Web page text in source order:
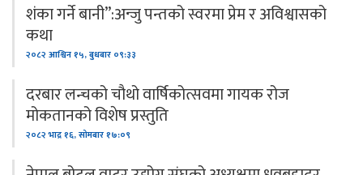
शंका गर्ने बानी”:अन्जु पन्तको स्वरमा प्रेम र अविश्वासको
कथा
२०८२ आश्विन १५, बुधबार ०९:३३
दरबार लन्चको चौथो वार्षिकोत्सवमा गायक रोज
मोकतानको विशेष प्रस्तुति
२०८२ भाद्र १६, सोमबार १७:०९